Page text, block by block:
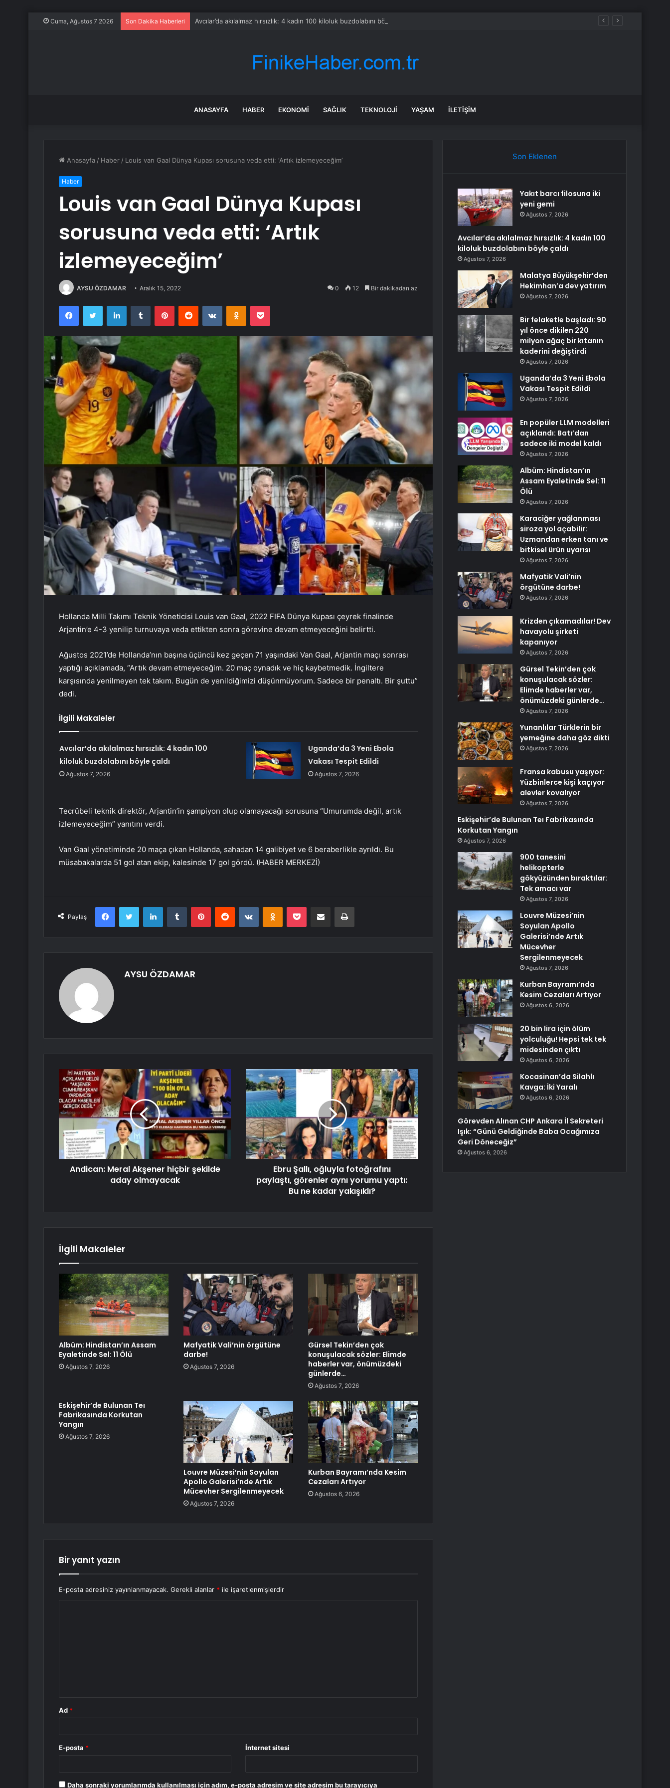
Cuma, Ağustos 7 2026 Son Dakika Haberleri Avcılar’da akılalmaz hırsızlık: 4 kadın 100 kiloluk buzdolabını böyle çaldı
ANASAYFA HABER EKONOMI SAĞLIK TEKNOLOJI YAŞAM İLETIŞIM
Anasayfa / Haber / Louis van Gaal Dünya Kupası sorusuna veda etti: ‘Artık izlemeyeceğim’
Haber
Louis van Gaal Dünya Kupası
sorusuna veda etti: ‘Artık
izlemeyeceğim’
AYSU ÖZDAMAR Aralık 15, 2022 0 12 Bir dakikadan az
FacebookTwitter LinkedInTumblr PinterestReddit VKontakteOdnoklassniki
Pocket
Hollanda Milli Takımı Teknik Yöneticisi Louis van Gaal, 2022 FIFA Dünya Kupası çeyrek finalinde
Arjantin’e 4-3 yenilip turnuvaya veda ettikten sonra görevine devam etmeyeceğini belirtti.
Ağustos 2021’de Hollanda’nın başına üçüncü kez geçen 71 yaşındaki Van Gaal, Arjantin maçı sonrası
yaptığı açıklamada, “Artık devam etmeyeceğim. 20 maç oynadık ve hiç kaybetmedik. İngiltere
karşısında yenilmeyen tek takım. Bugün de yenildiğimizi düşünmüyorum. Sadece bir penaltı. Bir şuttu”
dedi.
İlgili Makaleler
Avcılar’da akılalmaz hırsızlık: 4 kadın 100
kiloluk buzdolabını böyle çaldı
Ağustos 7, 2026
Uganda’da 3 Yeni Ebola
Vakası Tespit Edildi
Ağustos 7, 2026
Tecrübeli teknik direktör, Arjantin’in şampiyon olup olamayacağı sorusuna “Umurumda değil, artık
izlemeyeceğim” yanıtını verdi.
Van Gaal yönetiminde 20 maça çıkan Hollanda, sahadan 14 galibiyet ve 6 beraberlikle ayrıldı. Bu
müsabakalarda 51 gol atan ekip, kalesinde 17 gol gördü. (HABER MERKEZİ)
Paylaş
FacebookTwitter LinkedInTumblr PinterestReddit VKontakteOdnoklassniki
Pocket E-Posta ile paylaş Yazdır
AYSU ÖZDAMAR
Andican: Meral Akşener hiçbir şekilde
aday olmayacak
Ebru Şallı, oğluyla fotoğrafını
paylaştı, görenler aynı yorumu yaptı:
Bu ne kadar yakışıklı?
İlgili Makaleler
Albüm: Hindistan’ın Assam
Eyaletinde Sel: 11 Ölü
Ağustos 7, 2026
Mafyatik Vali’nin örgütüne
darbe!
Ağustos 7, 2026
Gürsel Tekin’den çok
konuşulacak sözler: Elimde
haberler var, önümüzdeki
günlerde…
Ağustos 7, 2026
Eskişehir’de Bulunan Teı
Fabrikasında Korkutan
Yangın
Ağustos 7, 2026
Louvre Müzesi’nin Soyulan
Apollo Galerisi’nde Artık
Mücevher Sergilenmeyecek
Ağustos 7, 2026
Kurban Bayramı’nda Kesim
Cezaları Artıyor
Ağustos 6, 2026
Bir yanıt yazın
E-posta adresiniz yayınlanmayacak. Gerekli alanlar * ile işaretlenmişlerdir
Ad *
E-posta * İnternet sitesi
Daha sonraki yorumlarımda kullanılması için adım, e-posta adresim ve site adresim bu tarayıcıya
Son Eklenen
Yakıt barcı filosuna iki
yeni gemi
Ağustos 7, 2026
Avcılar’da akılalmaz hırsızlık: 4 kadın 100
kiloluk buzdolabını böyle çaldı
Ağustos 7, 2026
Malatya Büyükşehir’den
Hekimhan’a dev yatırım
Ağustos 7, 2026
Bir felaketle başladı: 90
yıl önce dikilen 220
milyon ağaç bir kıtanın
kaderini değiştirdi
Ağustos 7, 2026
Uganda’da 3 Yeni Ebola
Vakası Tespit Edildi
Ağustos 7, 2026
En popüler LLM modelleri
açıklandı: Batı’dan
sadece iki model kaldı
Ağustos 7, 2026
Albüm: Hindistan’ın
Assam Eyaletinde Sel: 11
Ölü
Ağustos 7, 2026
Karaciğer yağlanması
siroza yol açabilir:
Uzmandan erken tanı ve
bitkisel ürün uyarısı
Ağustos 7, 2026
Mafyatik Vali’nin
örgütüne darbe!
Ağustos 7, 2026
Krizden çıkamadılar! Dev
havayolu şirketi
kapanıyor
Ağustos 7, 2026
Gürsel Tekin’den çok
konuşulacak sözler:
Elimde haberler var,
önümüzdeki günlerde…
Ağustos 7, 2026
Yunanlılar Türklerin bir
yemeğine daha göz dikti
Ağustos 7, 2026
Fransa kabusu yaşıyor:
Yüzbinlerce kişi kaçıyor
alevler kovalıyor
Ağustos 7, 2026
Eskişehir’de Bulunan Teı Fabrikasında
Korkutan Yangın
Ağustos 7, 2026
900 tanesini
helikopterle
gökyüzünden bıraktılar:
Tek amacı var
Ağustos 7, 2026
Louvre Müzesi’nin
Soyulan Apollo
Galerisi’nde Artık
Mücevher
Sergilenmeyecek
Ağustos 7, 2026
Kurban Bayramı’nda
Kesim Cezaları Artıyor
Ağustos 6, 2026
20 bin lira için ölüm
yolculuğu! Hepsi tek tek
midesinden çıktı
Ağustos 6, 2026
Kocasinan’da Silahlı
Kavga: İki Yaralı
Ağustos 6, 2026
Görevden Alınan CHP Ankara İl Sekreteri
Işık: “Günü Geldiğinde Baba Ocağımıza
Geri Döneceğiz”
Ağustos 6, 2026